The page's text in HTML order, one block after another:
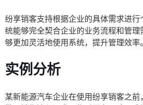
纷享销客支持根据企业的具体需求进行
统能够完全契合企业的业务流程和管
够更加灵活地使用系统，提升管理效率。
实例分析
某新能源汽车企业在使用纷享销客之前